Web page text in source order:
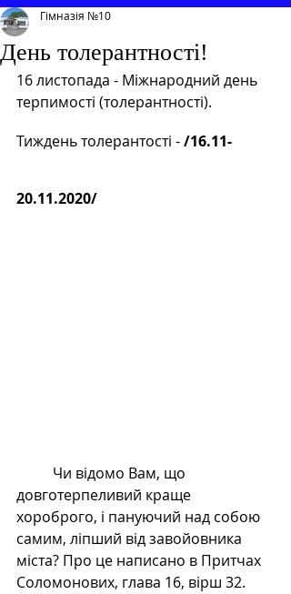
День толерантності!
Гімназія №10
16 листопада - Міжнародний день
терпимості (толерантності).
Тиждень толерантості - /16.11-
20.11.2020/
довготерпеливий краще
хороброго, і пануючий над собою
самим, ліпший від завойовника
міста? Про це написано в Притчах
Соломонових, глава 16, вірш 32.